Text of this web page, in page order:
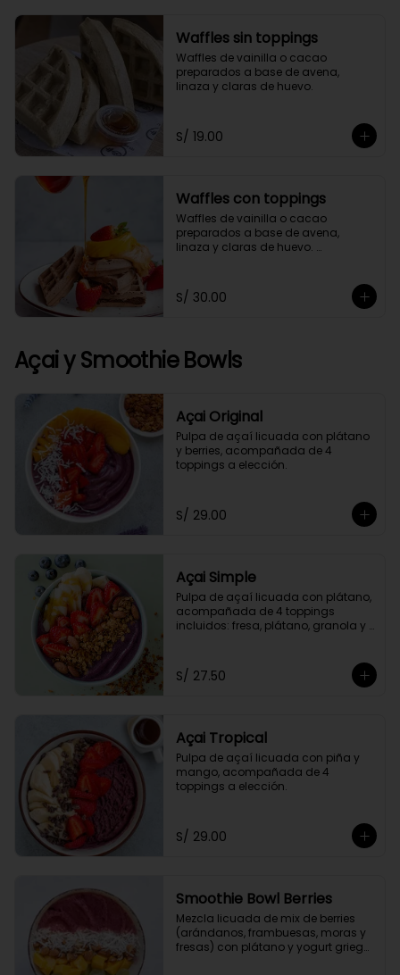
Waffles sin toppings
Waffles de vainilla o cacao
preparados a base de avena,
linaza y claras de huevo.
S/ 19.00
Waffles con toppings
Waffles de vainilla o cacao
preparados a base de avena,
linaza y claras de huevo.
S/ 30.00
Açai y Smoothie Bowls
Açai Original
Pulpa de açaí licuada con plátano
y berries, acompañada de 4
toppings a elección.
S/ 29.00
Açai Simple
Pulpa de açaí licuada con plátano,
acompañada de 4 toppings
incluidos: fresa, plátano, granola y
S/ 27.50
Açai Tropical
Pulpa de açaí licuada con piña y
mango, acompañada de 4
toppings a elección.
S/ 29.00
Smoothie Bowl Berries
Mezcla licuada de mix de berries
(arándanos, frambuesas, moras y
fresas) con plátano y yogurt griego